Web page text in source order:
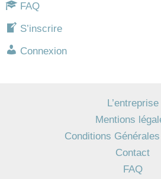
FAQ
S’inscrire
Connexion
L’entreprise
Mentions
Conditions
Contact
FAQ